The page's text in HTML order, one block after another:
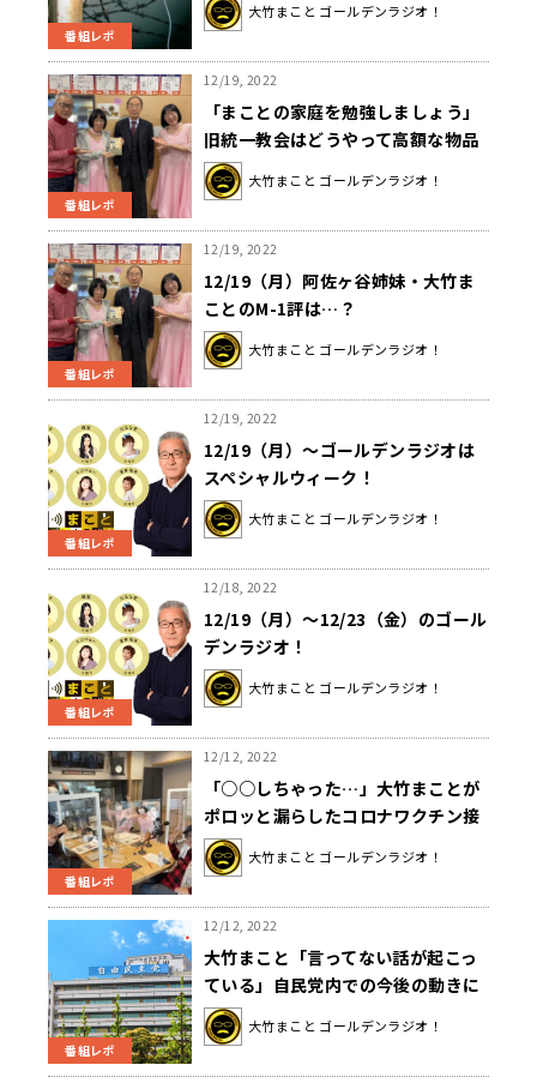
番組レポ
大竹まこと ゴールデンラジオ！
番組レポ
12/19, 2022
「まことの家庭を勉強しましょう」
旧統一教会はどうやって高額な物品
を買わせるのか？問題に取り組む弁
護士が手口明かす
大竹まこと ゴールデンラジオ！
番組レポ
12/19, 2022
12/19（月）阿佐ヶ谷姉妹・大竹ま
ことのM-1評は…？
大竹まこと ゴールデンラジオ！
番組レポ
12/19, 2022
12/19（月）～ゴールデンラジオは
スペシャルウィーク！
大竹まこと ゴールデンラジオ！
番組レポ
12/18, 2022
12/19（月）～12/23（金）のゴール
デンラジオ！
大竹まこと ゴールデンラジオ！
番組レポ
12/12, 2022
「○○しちゃった…」大竹まことが
ポロッと漏らしたコロナワクチン接
種後のNG行為とは？
大竹まこと ゴールデンラジオ！
番組レポ
12/12, 2022
大竹まこと「言ってない話が起こっ
ている」自民党内での今後の動きに
ついて語る
大竹まこと ゴールデンラジオ！